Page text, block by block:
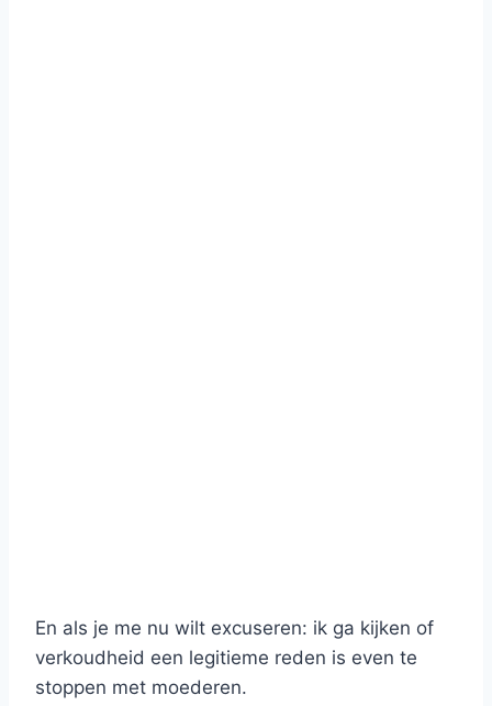
En als je me nu wilt excuseren: ik ga kijken of
verkoudheid een legitieme reden is even te
stoppen met moederen.